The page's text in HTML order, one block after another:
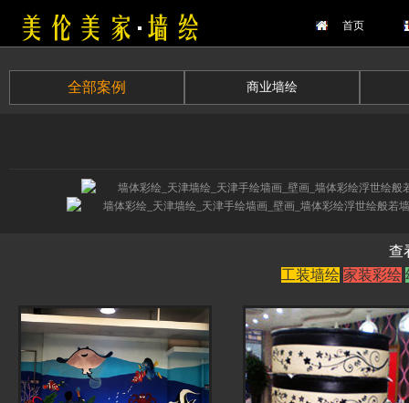
首页
全部案例 商业墙绘
查
工装墙绘 家装彩绘